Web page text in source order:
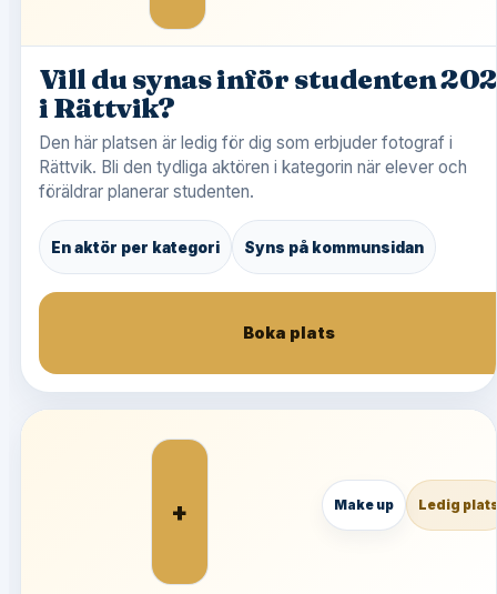
Vill du synas inför studenten
i Rättvik?
Den här platsen är ledig för dig som erbjuder fotograf i
Rättvik. Bli den tydliga aktören i kategorin när elever och
föräldrar planerar studenten.
En aktör per kategori Syns på kommunsidan
Boka plats
+ Make up Ledig